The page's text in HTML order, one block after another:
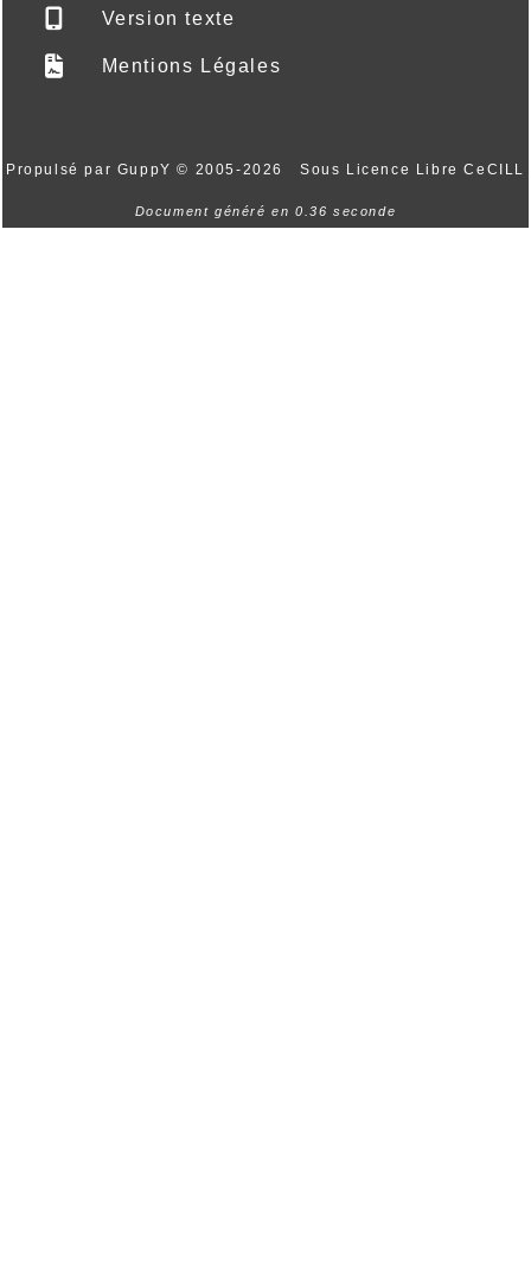
Version texte
Mentions Légales
Propulsé par GuppY© 2005-2026 Sous Licence Libre CeCILL
Document généré en 0.36 seconde